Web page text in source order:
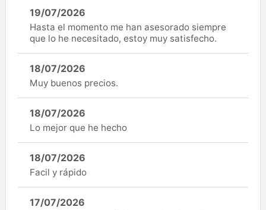
19/07/2026
Hasta el momento me han asesorado siempre
que lo he necesitado, estoy muy satisfecho.
18/07/2026
Muy buenos precios.
18/07/2026
Lo mejor que he hecho
18/07/2026
Facil y rápido
17/07/2026